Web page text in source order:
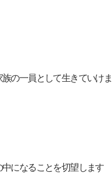
の一員として生きていけま
になることを切望します